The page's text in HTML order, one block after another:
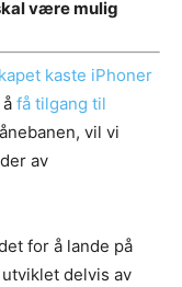
være mulig
kaste iPhoner
få tilgang til
vil vi
av
for å lande på
delvis av